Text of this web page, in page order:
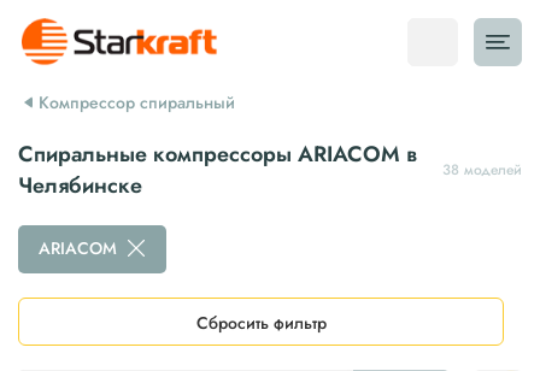
Компрессор спиральный
Спиральные компрессоры ARIACOM в
Челябинске
38 моделей
ARIACOM
Сбросить фильтр